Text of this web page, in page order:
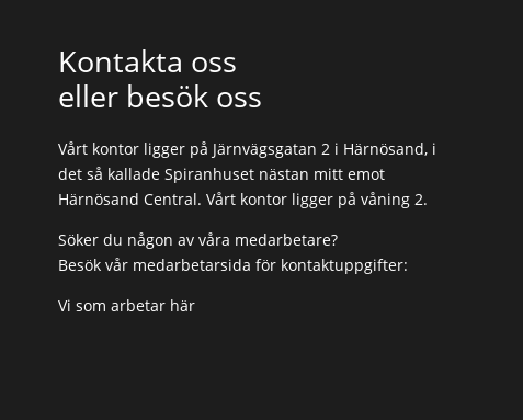
Kontakta oss
eller besök oss
Vårt kontor ligger på Järnvägsgatan 2 i Härnösand, i
det så kallade Spiranhuset nästan mitt emot
Härnösand Central. Vårt kontor ligger på våning 2.
Söker du någon av våra medarbetare?
Besök vår medarbetarsida för kontaktuppgifter:
Vi som arbetar här